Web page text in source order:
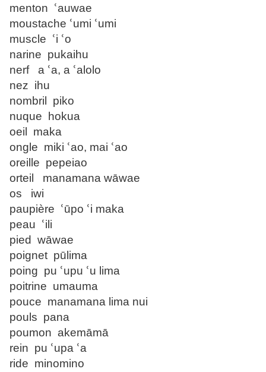
menton ՙauwae
moustache ՙumi ՙumi
muscle ՙi ՙo
narine pukaihu
nerf a ՙa, a ՙalolo
nez ihu
nombril piko
nuque hokua
oeil maka
ongle miki ՙao, mai ՙao
oreille pepeiao
orteil manamana wāwae
os iwi
paupière ՙūpo ՙi maka
peau ՙili
pied wāwae
poignet pūlima
poing pu ՙupu ՙu lima
poitrine umauma
pouce manamana lima nui
pouls pana
poumon akemāmā
rein pu ՙupa ՙa
ride minomino